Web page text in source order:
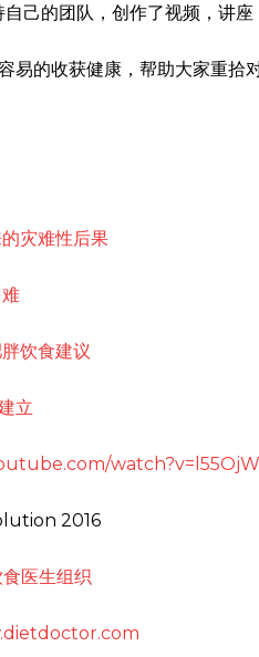
己的团队，创作了视频，讲座
易的收获健康，帮助大家重拾
灾难性后果
饮食建议
立
2016
医生组织